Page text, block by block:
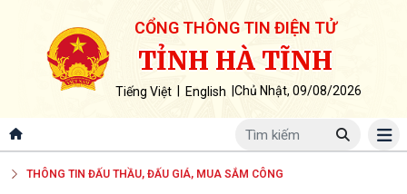
CỔNG THÔNG TIN ĐIỆN TỬ
TỈNH HÀ TĨNH
Tiếng Việt English Chủ Nhật, 09/08/2026
THÔNG TIN ĐẤU THẦU, ĐẤU GIÁ, MUA SẮM CÔNG